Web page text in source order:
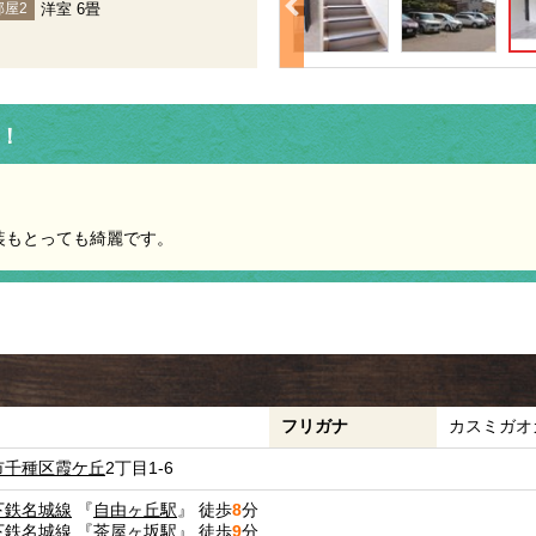
屋2 洋室 6畳
とっても綺麗です。
フリガナ カスミガ
千種区霞ケ丘2丁目1-6
名城線 『自由ヶ丘駅 』 徒歩8分
名城線 『茶屋ヶ坂駅 』 徒歩9分